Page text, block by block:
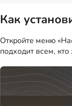
Как
Откройте меню
подходит всем,